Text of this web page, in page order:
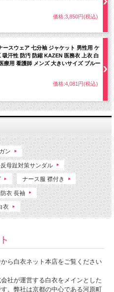
価格:3,850円(税込)
ースウェア 七分袖 ジャケット 男性用 ケ
吸汗性 防汚 防縮 KAZEN 医務衣 上衣 白
療用 看護師 メンズ 大きいサイズ ブルー
価格:4,081円(税込)
ン
母趾対策サンダル
ナース服 襟付き
衣 長袖
衣
ら白衣ネット本店をご覧ください
社が運営する白衣をメインとした
。弊社は京都の中心である河原町